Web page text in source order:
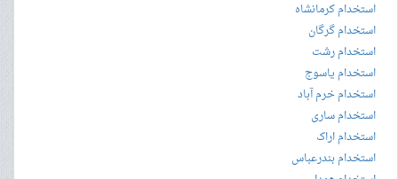
استخدام کرمانشاه
استخدام گرگان
استخدام رشت
استخدام یاسوج
استخدام خرم آباد
استخدام ساری
استخدام اراک
استخدام بندرعباس